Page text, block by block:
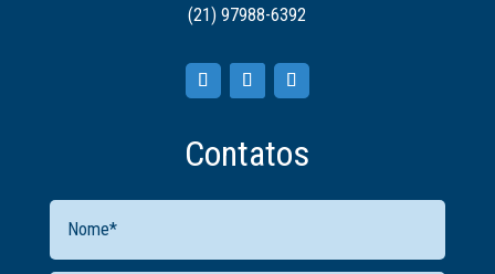
(21) 97988-6392
Contatos